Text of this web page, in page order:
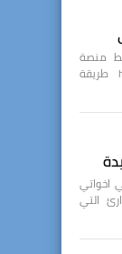
منصة
مظلتي أدناه https://spa.gov.iq/umbrella/index.aspx طريقة
اخواتي
التي